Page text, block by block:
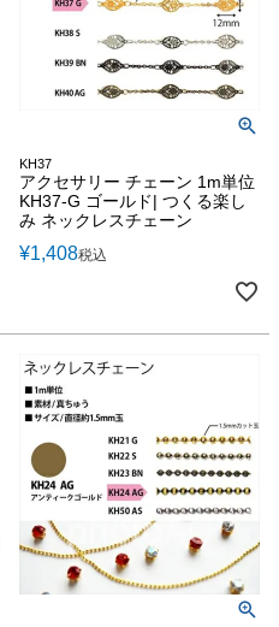
KH37
アクセサリー チェーン 1m単位
KH37-G ゴールド| つくる楽し
み ネックレスチェーン
¥1,408税込